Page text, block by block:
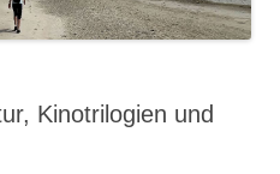
Kinotrilogien und